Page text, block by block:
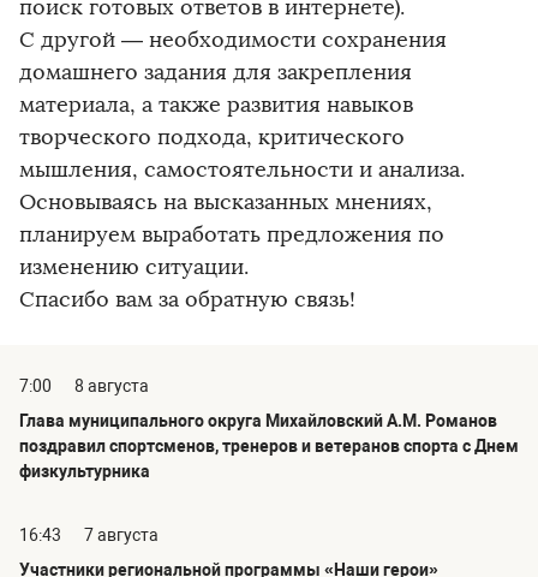
поиск готовых ответов в интернете).
С другой — необходимости сохранения
домашнего задания для закрепления
материала, а также развития навыков
творческого подхода, критического
мышления, самостоятельности и анализа.
Основываясь на высказанных мнениях,
планируем выработать предложения по
изменению ситуации.
Спасибо вам за обратную связь!
7:00
8 августа
Глава муниципального округа Михайловский А.М. Романов
поздравил спортсменов, тренеров и ветеранов спорта с Днем
физкультурника
16:43
7 августа
Участники региональной программы «Наши герои»